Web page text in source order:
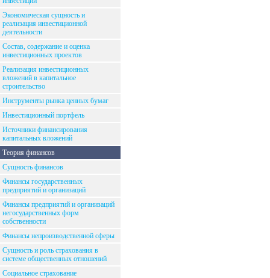
Экономическая сущность и
реализация инвестиционной
деятельности
Состав, содержание и оценка
инвестиционных проектов
Реализация инвестиционных
вложений в капитальное
строительство
Инструменты рынка ценных бумаг
Инвестиционный портфель
Источники финансирования
капитальных вложений
Теория финансов
Сущность финансов
Финансы государственных
предприятий и организаций
Финансы предприятий и организаций
негосударственных форм
собственности
Финансы непроизводственной сферы
Сущность и роль страхования в
системе общественных отношений
Социальное страхование